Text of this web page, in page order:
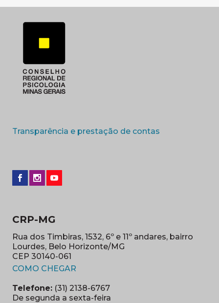
Transparência e prestação de contas
CRP-MG
Rua dos Timbiras, 1532, 6º e 11º andares, bairro
Lourdes, Belo Horizonte/MG
CEP 30140-061
COMO CHEGAR
Telefone: (31) 2138-6767
De segunda a sexta-feira